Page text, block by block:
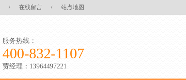
/ 在线留言 / 站点地图
服务热线：
400-832-1107
贾经理：13964497221